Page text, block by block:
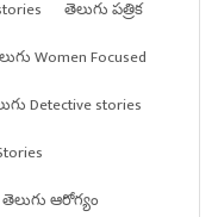
తెలుగు పత్రిక
Women Focused
Detective stories
తెలుగు ఆరోగ్యం